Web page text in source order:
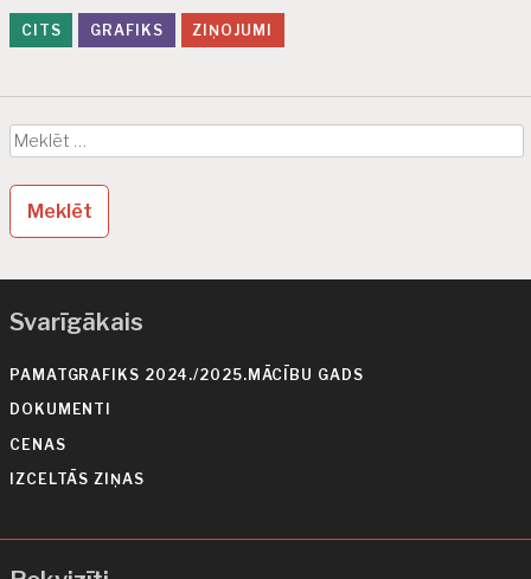
n CITS GRAFIKS ZIŅOJUMI
Meklēt:
Svarīgākais
PAMATGRAFIKS 2024./2025.MĀCĪBU GADS
DOKUMENTI
CENAS
IZCELTĀS ZIŅAS